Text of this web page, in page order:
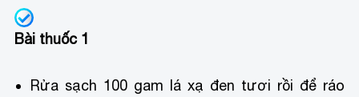
Bài thuốc 1
Rửa sạch 100 gam lá xạ đen tươi rồi để ráo